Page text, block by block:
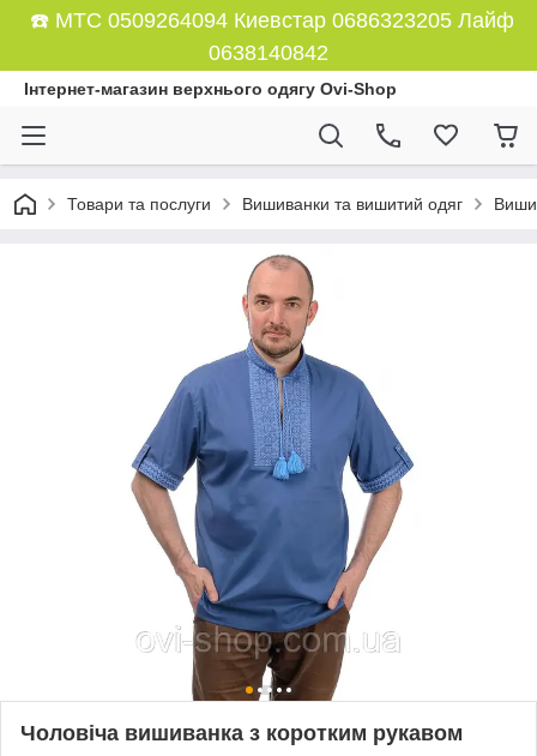
☎️ МТС 0509264094 Киевстар 0686323205 Лайф
0638140842
Інтернет-магазин верхнього одягу Ovi-Shop
Товари та послуги Вишиванки та вишитий одяг
Чоловіча вишиванка з коротким рукавом